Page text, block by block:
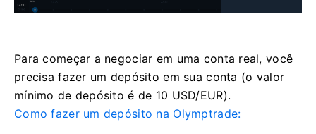
Para começar a negociar em uma conta real, você
precisa fazer um depósito em sua conta (o valor
mínimo de depósito é de 10 USD/EUR).
Como fazer um depósito na Olymptrade: